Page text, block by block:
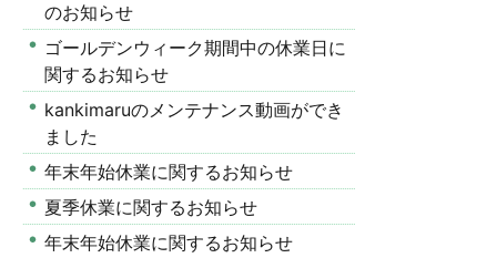
のお知らせ
ゴールデンウィーク期間中の休業日に
関するお知らせ
kankimaruのメンテナンス動画ができ
ました
年末年始休業に関するお知らせ
夏季休業に関するお知らせ
年末年始休業に関するお知らせ